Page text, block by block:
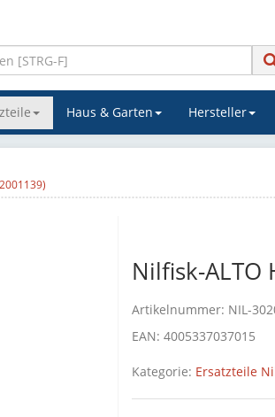
Haus & Garten Hersteller
Nilfisk-ALTO
Artikelnummer: NIL-
EAN: 4005337037015
Kategorie: Ersatzteile